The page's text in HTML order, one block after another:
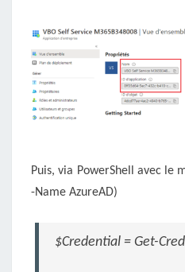
Puis, via PowerShell avec le
-Name AzureAD)
$Credential = Get-